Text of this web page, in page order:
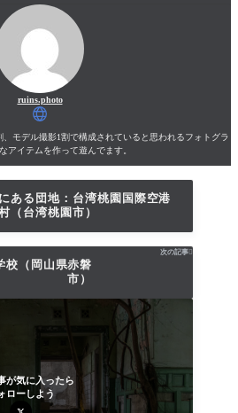
ruins.photo
モデル撮影1割で構成されていると思われるフォトグラ
アイテムを作って遊んでます。
ある団地：台湾桃園国際空港
（台湾桃園市）
次の記事
校（岡山県赤磐
市）
が気に入ったら
ローしよう